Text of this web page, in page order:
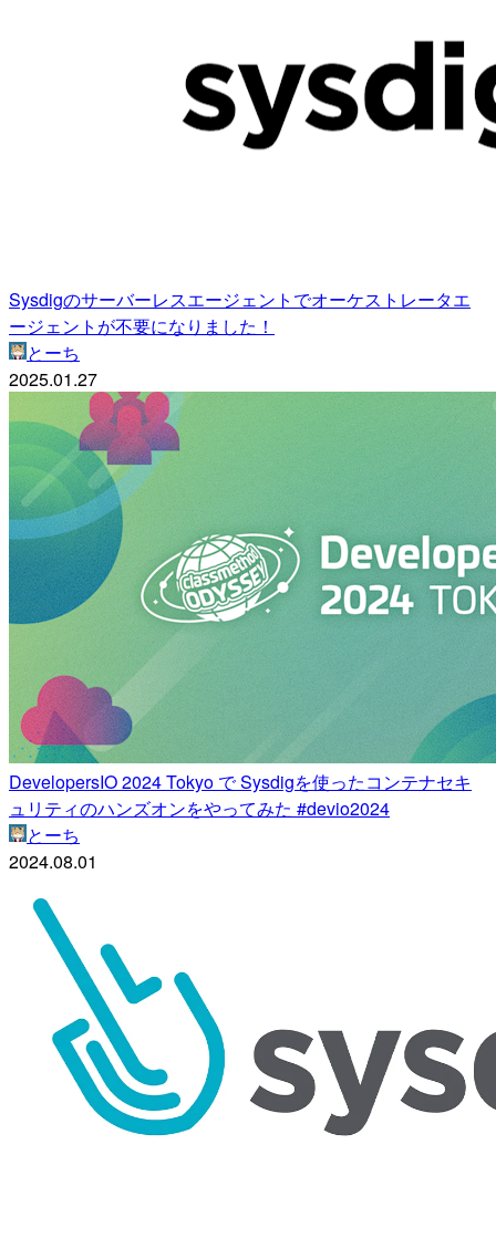
Sysdigのサーバーレスエージェントでオーケストレータエ
ージェントが不要になりました！
とーち
2025.01.27
DevelopersIO 2024 Tokyo で Sysdigを使ったコンテナセキ
ュリティのハンズオンをやってみた #devio2024
とーち
2024.08.01